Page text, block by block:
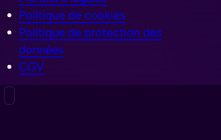
Politique de cookies
Politique de protection des
données
CGV